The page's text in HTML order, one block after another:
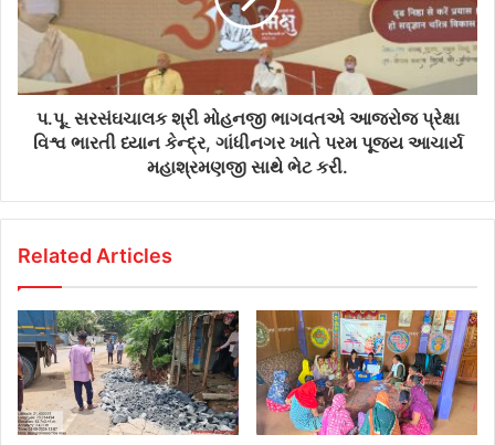
પ.પૂ. સરસંઘચાલક શ્રી મોહનજી ભાગવતએ આજરોજ પ્રેક્ષા
વિશ્વ ભારતી ધ્યાન કેન્દ્ર, ગાંધીનગર ખાતે પરમ પૂજ્ય આચાર્ય
મહાશ્રમણજી સાથે ભેટ કરી.
Related Articles